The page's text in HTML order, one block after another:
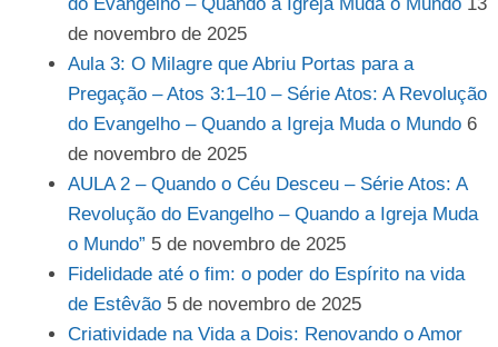
de novembro de 2025
Aula 3: O Milagre que Abriu Portas para a
Pregação – Atos 3:1–10 – Série Atos: A Revolução
do Evangelho – Quando a Igreja Muda o Mundo 6
de novembro de 2025
AULA 2 – Quando o Céu Desceu – Série Atos: A
Revolução do Evangelho – Quando a Igreja Muda
o Mundo” 5 de novembro de 2025
Fidelidade até o fim: o poder do Espírito na vida
de Estêvão 5 de novembro de 2025
Criatividade na Vida a Dois: Renovando o Amor